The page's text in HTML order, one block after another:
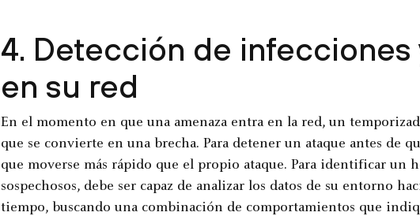
4. Detección de infecciones
en su red
En el momento en que una amenaza entra en la red, un
que se convierte en una brecha. Para detener un ataque antes de
que moverse más rápido que el propio ataque. Para identificar un
sospechosos, debe ser capaz de analizar los datos de su entorno
tiempo, buscando una combinación de comportamientos que